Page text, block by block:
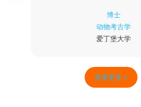
博士
动物考古学
爱丁堡大学
查看更多 >